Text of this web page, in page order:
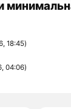
18:45)
04:06)